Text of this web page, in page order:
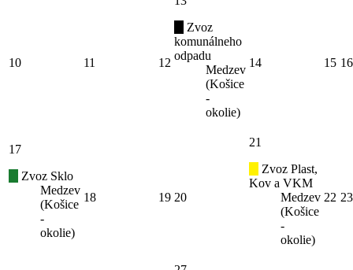
10 11 12
Zvoz
komunálneho
odpadu
Medzev
(Košice
-
okolie)
14 15 16
17
Zvoz Sklo
Medzev
(Košice
-
okolie)
18 19 20
21
Zvoz Plast,
Kov a VKM
Medzev
(Košice
-
okolie)
22 23